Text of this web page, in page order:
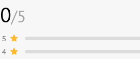
0/5
5
4